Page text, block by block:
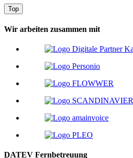
Top
Wir arbeiten zusammen mit
DATEV Fernbetreuung